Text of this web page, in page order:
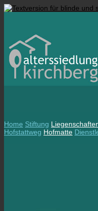
Home Stiftung
Hofstattweg Hofmatte